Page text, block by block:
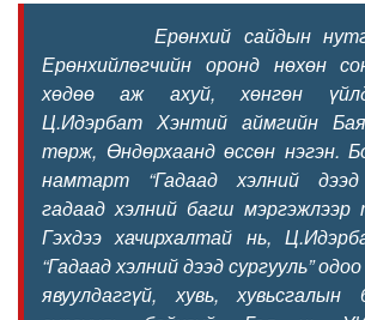
Ерөнхий сайдын
Ерөнхийлөгчийн оронд нөхөн
хөдөө аж ахуй, хөнгөн
Ц.Идэрбат Хэнтий аймгийн
төрж, Өндөрхаанд өссөн нэгэн.
намтарт “Гадаад хэлний дээд
гадаад хэлний багш мэргэжлээр
Гэхдээ хачирхалтай нь,
“Гадаад хэлний дээд сургууль”
явуулдаггүй, хувь,